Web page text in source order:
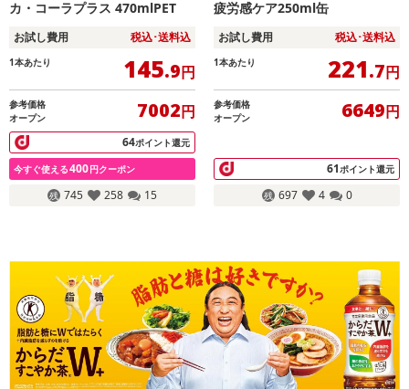
カ・コーラプラス 470mlPET
お試し費用 税込･送料込
1本あたり 145.9円
参考価格
オープン
7002円
64ポイント還元
今すぐ使える400円クーポン
745 258 15
疲労感ケア250ml缶
お試し費用 税込･送料込
1本あたり 221.7円
参考価格
オープン
6649円
61ポイント還元
697 4 0